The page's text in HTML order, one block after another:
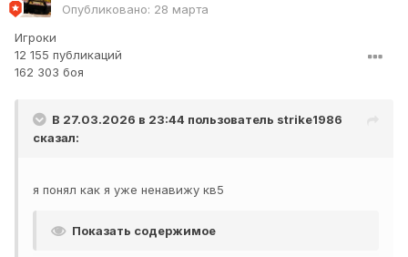
обзор тоже никакой
он не может воевать с кв4 михайлова ибо не пробивает
даже в борт. альфа 300 нонсенс. в 2026 даже ст8
должны повально перейти на 320+ если цикличка
Опубликовано: 28 марта
Игроки
12 155 публикаций
162 303 боя
В 27.03.2026 в 23:44 пользователь strike1986
сказал:
я понял как я уже ненавижу кв5
Показать содержимое